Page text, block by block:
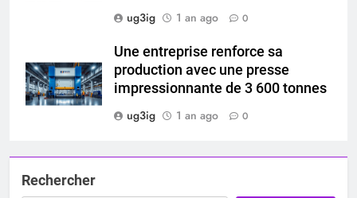
ug3ig
1 an ago 0
Une entreprise renforce sa
production avec une presse
impressionnante de 3 600 tonnes
ug3ig
1 an ago 0
Rechercher